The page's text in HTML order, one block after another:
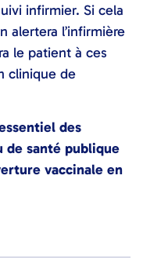
infirmier. Si cela
alertera l’infirmière
le patient à ces
clinique de
des
de santé publique
vaccinale en